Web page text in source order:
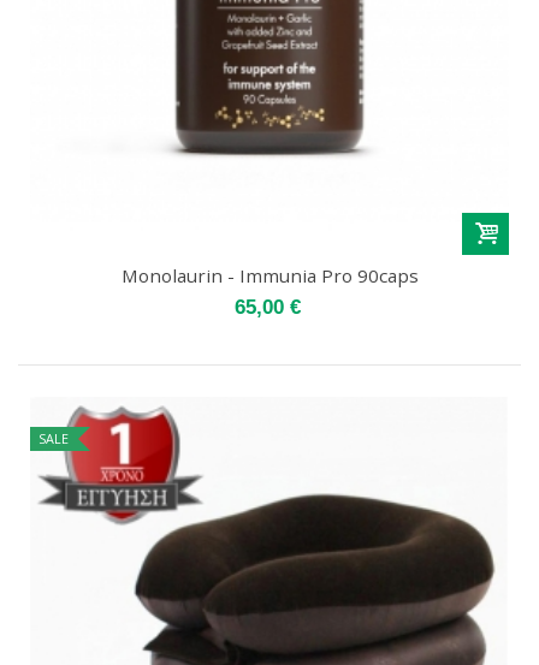
Monolaurin - Immunia Pro 90caps
65,00 €
SALE